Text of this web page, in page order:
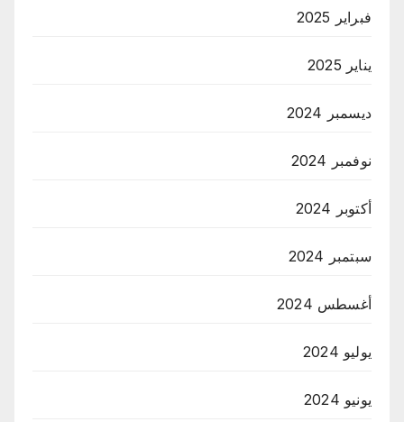
فبراير 2025
يناير 2025
ديسمبر 2024
نوفمبر 2024
أكتوبر 2024
سبتمبر 2024
أغسطس 2024
يوليو 2024
يونيو 2024